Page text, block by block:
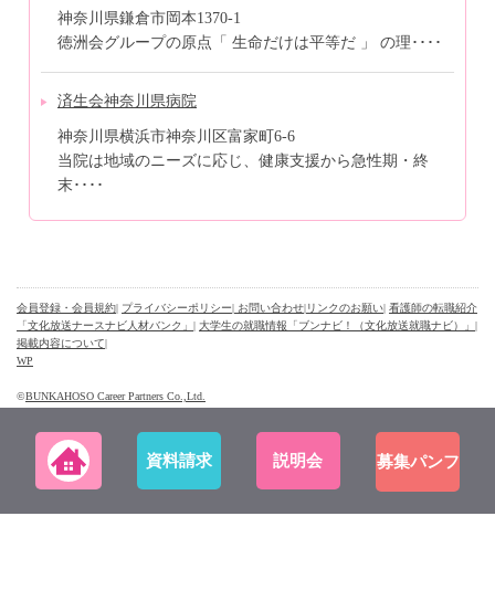
資料請求 説明会 募集パンフ
神奈川県鎌倉市岡本1370-1
徳洲会グループの原点「 生命だけは平等だ 」 の理････
済生会神奈川県病院
神奈川県横浜市神奈川区富家町6-6
当院は地域のニーズに応じ、健康支援から急性期・終
末････
会員登録・会員規約| プライバシーポリシー| お問い合わせ|リンクのお願い| 看護師の転職紹介
「文化放送ナースナビ人材バンク」 | 大学生の就職情報「ブンナビ！（文化放送就職ナビ）」 |
掲載内容について|
WP
©BUNKAHOSO Career Partners Co.,Ltd.